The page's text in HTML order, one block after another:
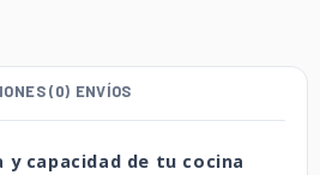
(0) ENVÍOS
capacidad de tu cocina